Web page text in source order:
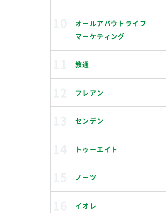
オールアバウトライフ
マーケティング
教通
フレアン
センデン
トゥーエイト
ノーツ
イオレ